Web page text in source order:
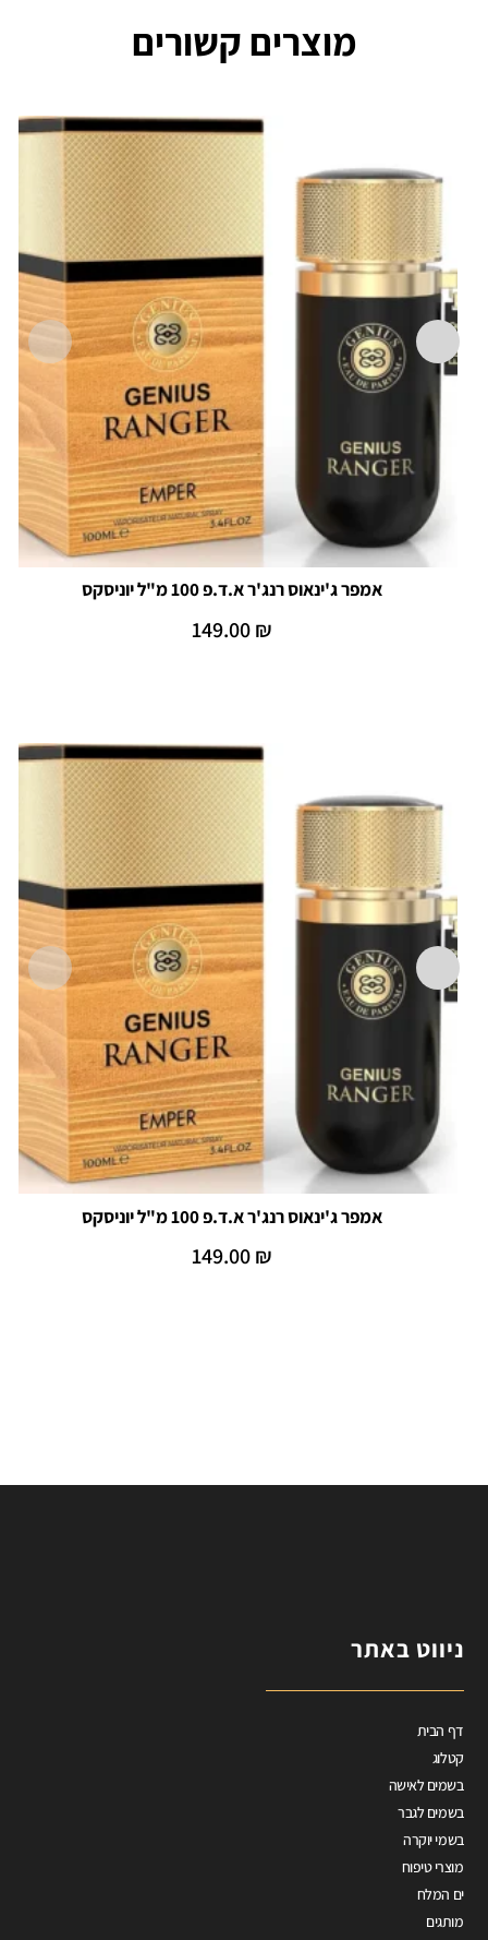
מוצרים קשורים
אמפר ג'ינאוס רנג'ר א.ד.פ 100 מ"ל יוניסקס
149.00₪
אמפר ג'ינאוס רנג'ר א.ד.פ 100 מ"ל יוניסקס
149.00₪
ניווט באתר
דף הבית
קטלוג
בשמים לאישה
בשמים לגבר
בשמי יוקרה
מוצרי טיפוח
ים המלח
מותגים